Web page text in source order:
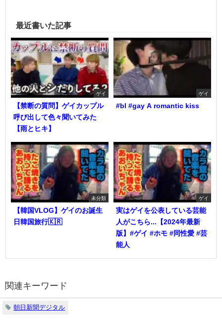
最近書いた記事
ゲイ
【禁断の質問】ゲイカップル
呼び出して色々聞いてみた
【雨とヒキ】
ゲイ
#bl #gay A romantic kiss
未分類
【韓国VLOG】ゲイのお誕生
日韓国旅行🇰🇷
ゲイ
実はゲイを公表している芸能
人がこちら...【2024年最新
版】#ゲイ #ホモ #同性愛 #芸
能人
関連キーワード
朝日新聞デジタル